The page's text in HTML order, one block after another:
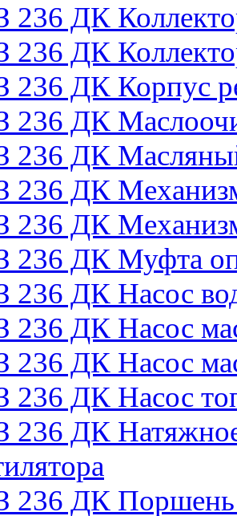
ДК
ДК
ДК Корпус
ДК
236 ДК
ДК
ДК
ДК Муфта
ДК Насос
ДК Насос
ДК Насос
ДК Насос
ДК Натяжное
236 ДК Поршень